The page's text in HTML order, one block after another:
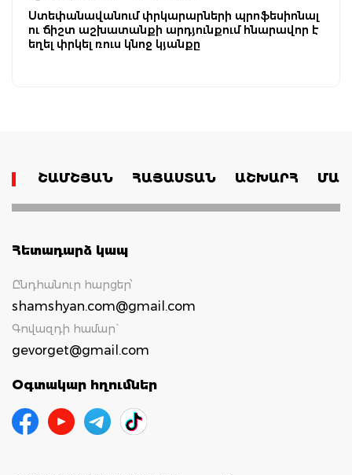
Ստեփանավանում փրկարարների պրոֆեսիոնալ
ու ճիշտ աշխատանքի արդյունքում հնարավոր է
եղել փրկել ռուս կնոջ կյանքը
ՇԱՄՇՅԱՆ ՀԱՅԱՍՏԱՆ ԱՇԽԱՐՀ
Հետադարձ կապ
Ընդհանուր հարցեր՝
shamshyan.com@gmail.com
Գովազդի համար`
gevorget@gmail.com
Օգտակար հղումներ